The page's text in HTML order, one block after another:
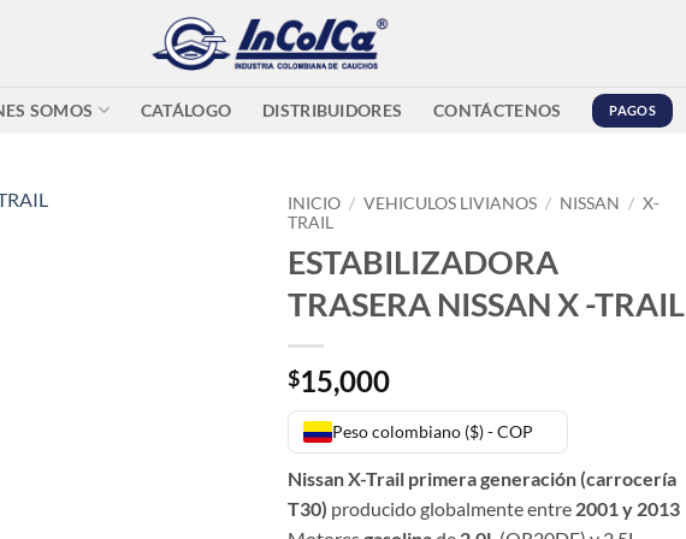
SOMOS CATÁLOGO DISTRIBUIDORES CONTÁCTENOS PAGOS
INICIO / VEHICULOS LIVIANOS / NISSAN / X-
TRAIL
ESTABILIZADORA
TRASERA NISSAN X -TRAIL
$15,000
Peso colombiano ($) - COP
Nissan X-Trail primera generación (carrocería
T30) producido globalmente entre 2001 y 2013